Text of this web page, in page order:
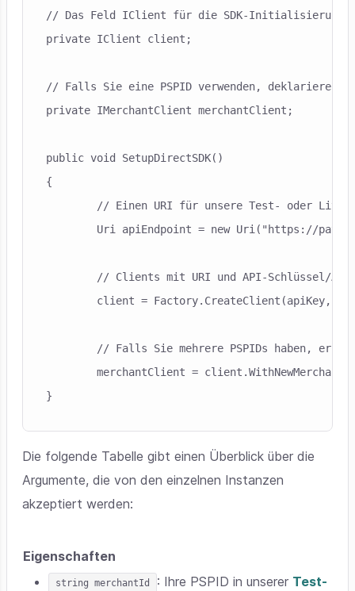
// Das Feld IClient für die SDK-Initialisierung
private IClient client;
// Falls Sie eine PSPID verwenden, deklarieren
private IMerchantClient merchantClient;
public void SetupDirectSDK()
{
Die folgende Tabelle gibt einen Überblick über die
Argumente, die von den einzelnen Instanzen
akzeptiert werden:
Eigenschaften
string merchantId : Ihre PSPID in unserer Test-